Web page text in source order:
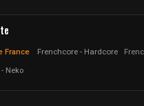
France Frenchcore - Hardcore
- Neko